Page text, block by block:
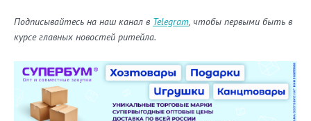
Подписывайтесь на наш канал в Telegram, чтобы первыми быть в
курсе главных новостей ритейла.